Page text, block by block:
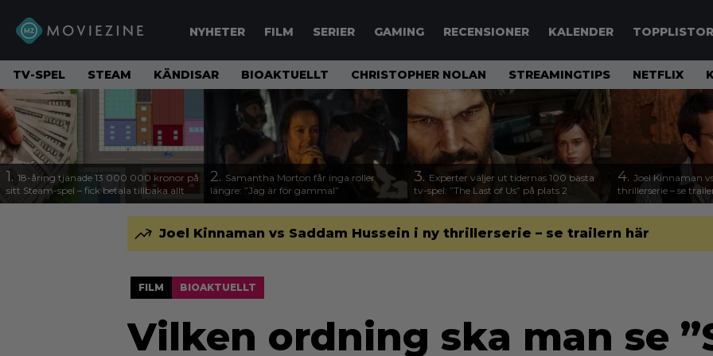
NYHETER FILM SERIER GAMING RECENSIONER KALENDER TOPPLISTOR
TV-SPEL STEAM KÄNDISAR BIOAKTUELLT CHRISTOPHER NOLAN STREAMINGTIPS NETFLIX
1. 18-åring tjänade 13 000 000 kronor på
sitt Steam-spel – fick betala tillbaka allt
2. Samantha Morton får inga roller
längre: ”Jag är för gammal”
3. Experter väljer ut tidernas 100 bästa
tv-spel: ”The Last of Us” på plats 2
4. Joel Kinnaman
thrillerserie – se
Joel Kinnaman vs Saddam Hussein i ny thrillerserie – se trailern här
FILM BIOAKTUELLT
Vilken ordning ska man se